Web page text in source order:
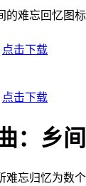
点击下载
点击下载
：乡
难忘归忆为数